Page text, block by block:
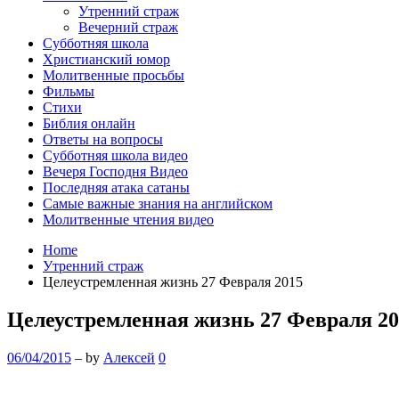
Утренний страж
Вечерний страж
Субботняя школа
Христианский юмор
Молитвенные просьбы
Фильмы
Стихи
Библия онлайн
Ответы на вопросы
Субботняя школа видео
Вечеря Господня Видео
Последняя атака сатаны
Самые важные знания на английском
Молитвенные чтения видео
Home
Утренний страж
Целеустремленная жизнь 27 Февраля 2015
Целеустремленная жизнь 27 Февраля
06/04/2015 – by Алексей 0